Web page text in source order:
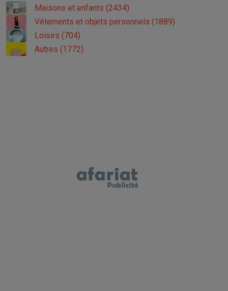
Maisons et enfants (2434)
Vêtements et objets personnels (1889)
Loisirs (704)
Autres (1772)